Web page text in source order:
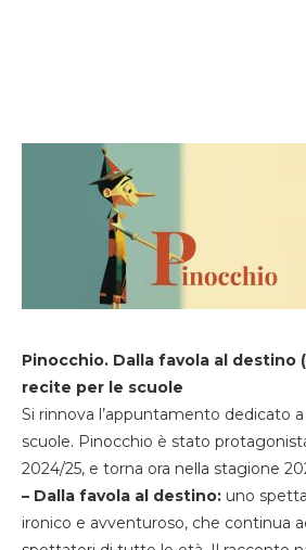
Pinocchio. Dalla favola al destino
recite per le scuole
Si rinnova l’appuntamento dedicato
scuole. Pinocchio è stato
2024/25, e torna ora nella stagione
– Dalla favola al destino: uno
ironico e avventuroso, che continua